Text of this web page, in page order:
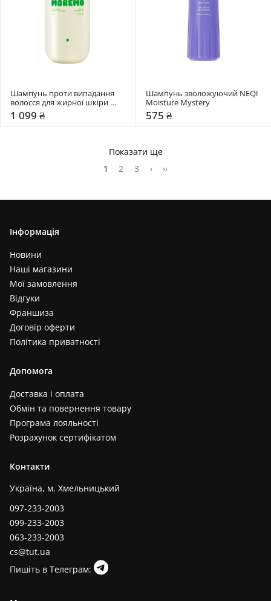
Шампунь проти випадання
волосся для жирної шкіри
голови MOREMO Caffeine
Biome Shampoo for Oily Scalp
1 099 ₴
Шампунь зволожуючий NEQI
Moisture Mystery
575 ₴
Показати ще
1
2 3 › ››
Інформація
Новини
Наші магазини
Мої замовлення
Відгуки
Франшиза
Договір оферти
Політика приватності
Допомога
Доставка і оплата
Обмін та повернення товару
Програма лояльності
Розрахунок сертифікатом
Контакти
Україна, м. Хмельницький
097-233-2003
099-233-2003
063-233-2003
cs@tut.ua
Пишіть в Телеграм: